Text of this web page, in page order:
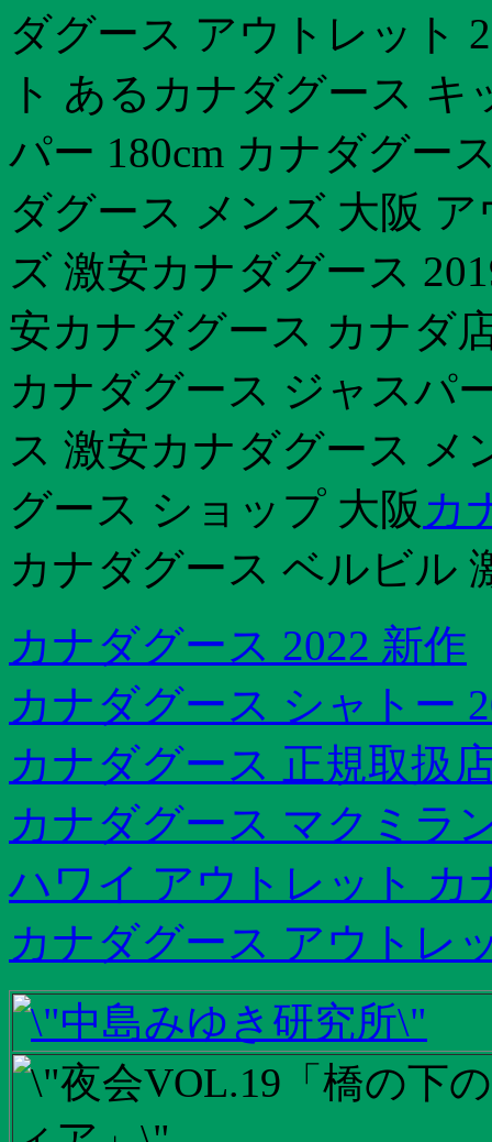
ダグース アウトレット
ト あるカナダグース
パー 180cm カナダグー
ダグース メンズ 大阪
ズ 激安カナダグース
安カナダグース カナダ
カナダグース ジャスパ
ス 激安カナダグース メ
グース ショップ 大阪 カ
カナダグース ベルビル
カナダグース 2022 新作
カナダグース シャトー
カナダグース 正規取扱
カナダグース マクミラ
ハワイ アウトレット カ
カナダグース アウトレ